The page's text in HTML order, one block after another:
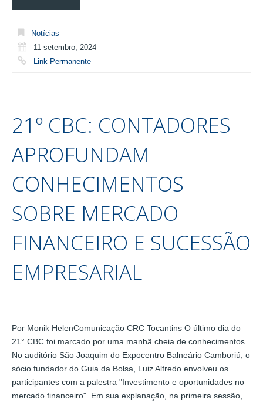
Notícias
11 setembro, 2024
Link Permanente
21º CBC: CONTADORES
APROFUNDAM
CONHECIMENTOS
SOBRE MERCADO
FINANCEIRO E SUCESSÃO
EMPRESARIAL
Por Monik HelenComunicação CRC Tocantins O último dia do
21° CBC foi marcado por uma manhã cheia de conhecimentos.
No auditório São Joaquim do Expocentro Balneário Camboriú, o
sócio fundador do Guia da Bolsa, Luiz Alfredo envolveu os
participantes com a palestra "Investimento e oportunidades no
mercado financeiro". Em sua explanação, na primeira sessão,